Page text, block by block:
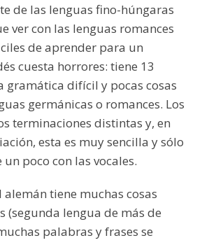
de las lenguas fino-húngaras
ver con las lenguas romances
de aprender para un
cuesta horrores: tiene 13
gramática difícil y pocas cosas
germánicas o romances. Los
terminaciones distintas y, en
esta es muy sencilla y sólo
poco con las vocales.
tiene muchas cosas
(segunda lengua de más de
palabras y frases se